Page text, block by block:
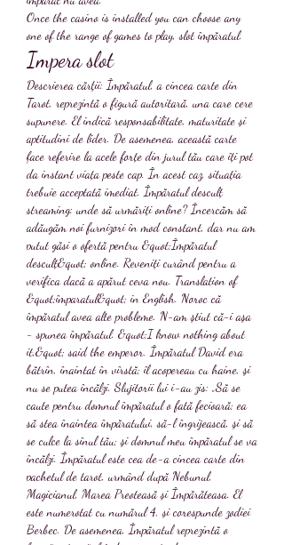
Once the casino is installed you can choose any
one of the range of games to play, slot împăratul.
Impera slot
Descrierea cărţii: Împăratul, a cincea carte din
Tarot, reprezintă o figură autoritară, una care cere
supunere. El indică responsabilitate, maturitate și
aptitudini de lider. De asemenea, această carte
face referire la acele forțe din jurul tău care îți pot
da instant viața peste cap. În acest caz, situația
trebuie acceptată imediat. Împăratul desculț
streaming: unde să urmăriți online? Încercăm să
adăugăm noi furnizori în mod constant, dar nu am
putut găsi o ofertă pentru &quot;Împăratul
desculț&quot; online. Reveniți curând pentru a
verifica dacă a apărut ceva nou. Translation of
&quot;împaratul&quot; in English. Noroc că
împăratul avea alte probleme. N-am ştiut că-i aşa
- spunea împăratul. &quot;I know nothing about
it,&quot; said the emperor. Împăratul David era
bătrîn, înaintat în vîrstă; îl acopereau cu haine, şi
nu se putea încălzi. Slujitorii lui i-au zis: „Să se
caute pentru domnul împăratul o fată fecioară; ea
să stea înaintea împăratului, să-l îngrijească, şi să
se culce la sînul tău; şi domnul meu împăratul se va
încălzi. Împăratul este cea de-a cincea carte din
pachetul de tarot, urmând după Nebunul,
Magicianul, Marea Preoteasă și Împărăteasa. El
este numerotat cu numărul 4, și corespunde zodiei
Berbec. De asemenea, Împăratul reprezintă o